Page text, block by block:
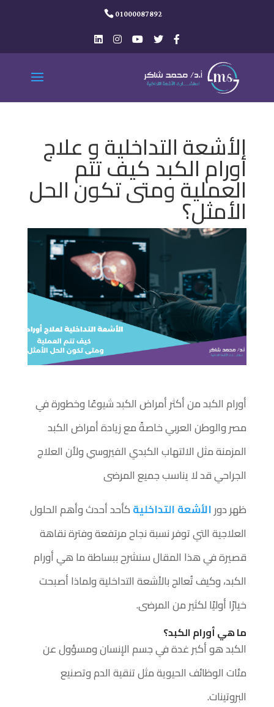
01000087892
الأشعة التداخلية و علاج
أورام الكبد كيف تتم
العملية ومتى تكون الحل
الأمثل؟
أورام الكبد من أكثر أمراض الكبد شيوعًا وخطورة في
مصر والوطن العربي خاصةً مع زيادة أمراض الكبد
المزمنة مثل الالتهاب الكبدي الفيروسي ولأن العلاج
الجراحي قد لا يناسب جميع المرضى
ظهر دورالأشعة التداخليةكأحد أحدث وأهم الحلول
العلاجية التي توفر نسبة نجاح مرتفعة وفترة نقاهة
قصيرة في هذا المقال سنشرح ببساطة ما هي أورام
الكبد، وكيف تُعالج بالأشعة التداخلية ولماذا أصبحت
خيارًا أوليًا لكثير من المرضى.
ما هيأورام الكبد؟
الكبد هو أكبر غدة في جسم الإنسان ومسؤول عن
مئات الوظائف الحيوية مثل تنقية الدم وتصنيع
البروتينات.